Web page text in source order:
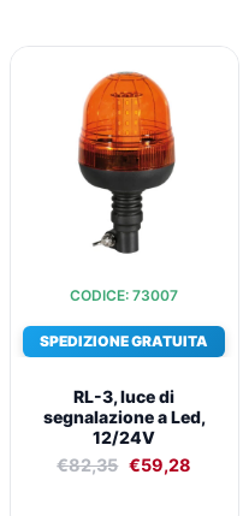
CODICE: 73007
SPEDIZIONE GRATUITA
RL-3, luce di
segnalazione a Led,
12/24V
€82,35
prezzo
originale
era:
€82,35.
€59,28